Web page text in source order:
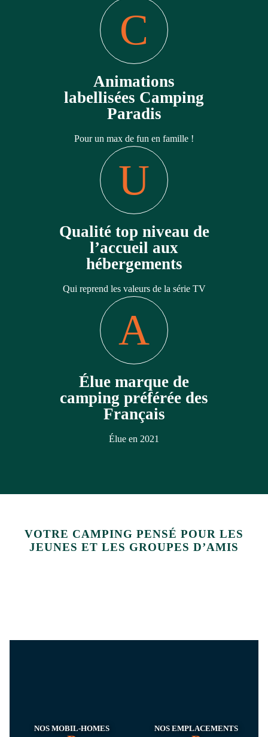
Animations
labellisées Camping
Paradis
Pour un max de fun en famille !
Qualité top niveau de
l’accueil aux
hébergements
Qui reprend les valeurs de la série TV
Élue marque de
camping préférée des
Français
Élue en 2021
VOTRE CAMPING PENSÉ POUR LES
JEUNES ET LES GROUPES D’AMIS
NOS MOBIL-HOMES NOS EMPLACEMENTS